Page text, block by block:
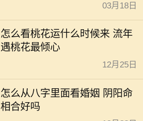
03月18日
怎么看桃花运什么时候来 流年
遇桃花最倾心
12月25日
怎么从八字里面看婚姻 阴阳命
相合好吗